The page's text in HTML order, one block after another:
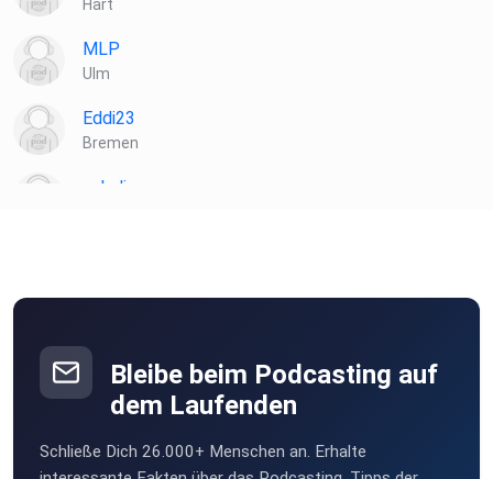
Hart
MLP
Ulm
Eddi23
Bremen
salydi
Heidelberg
Freital
Freital
Bleibe beim Podcasting auf
dem Laufenden
Schließe Dich 26.000+ Menschen an. Erhalte